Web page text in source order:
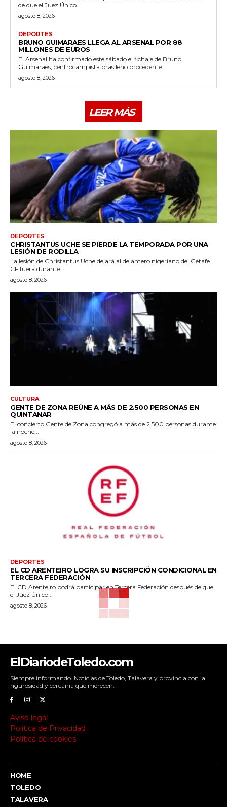
de que el Juez Único...
agosto 8, 2026
DEPORTES
BRUNO GUIMARAES LLEGA AL ARSENAL POR 88
MILLONES DE EUROS
El Arsenal ha confirmado este sábado el fichaje de Bruno
Guimaraes, centrocampista brasileño procedente...
agosto 8, 2026
LEER MÁS
DEPORTES
CHRISTANTUS UCHE SE PIERDE LA TEMPORADA POR UNA
LESIÓN DE RODILLA
La lesión de Christantus Uche dejará al delantero nigeriano del Getafe
CF fuera durante...
agosto 8, 2026
CULTURA
GENTE DE ZONA REÚNE A MÁS DE 2.500 PERSONAS EN
QUINTANAR
El concierto Gente de Zona congregó a más de 2.500 personas durante
la noche...
agosto 8, 2026
DEPORTES
EL CD ARENTEIRO LOGRA SU INSCRIPCIÓN CONDICIONAL EN
TERCERA FEDERACIÓN
El CD Arenteiro podrá participar en Tercera Federación después de que
el Juez Único...
agosto 8, 2026
ElDiariodeToledo.com
Siempre informando. Noticias de Toledo, Talavera y provincia con la
rigurosidad y cercanía que merecen.
Aviso legal
Política de Privacidad
Política de cookies
HOME
TOLEDO
TALAVERA